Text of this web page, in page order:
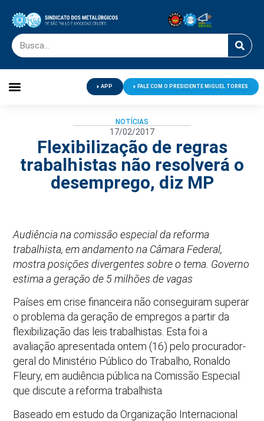
APP FALE COM O PRESIDENTE MIGUEL TORRES
NOTÍCIAS
17/02/2017
Flexibilização de regras
trabalhistas não resolverá o
desemprego, diz MP
Audiência na comissão especial da reforma
trabalhista, em andamento na Câmara Federal,
mostra posições divergentes sobre o tema. Governo
estima a geração de 5 milhões de vagas
Países em crise financeira não conseguiram superar
o problema da geração de empregos a partir da
flexibilização das leis trabalhistas. Esta foi a
avaliação apresentada ontem (16) pelo procurador-
geral do Ministério Público do Trabalho, Ronaldo
Fleury, em audiência pública na Comissão Especial
que discute a reforma trabalhista
Baseado em estudo da Organização Internacional